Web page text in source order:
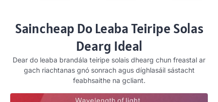
Saincheap Do Leaba Teiripe Solas
Dearg Ideal
Dear do leaba brandála teiripe solais dhearg chun freastal ar
gach riachtanas gnó sonrach agus díghlasáil sástacht
feabhsaithe na gcliant.